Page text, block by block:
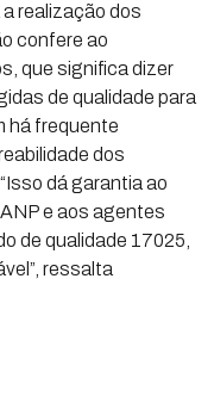
realização dos
confere ao
que significa dizer
de qualidade para
há frequente
dos
dá garantia ao
e aos agentes
de qualidade 17025,
ressalta